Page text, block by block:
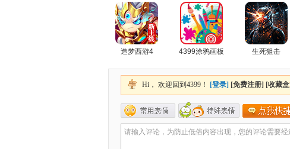
造梦西游4 4399涂鸦画板 生死狙击